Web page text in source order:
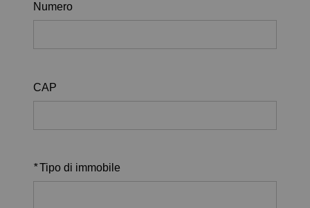
Numero
CAP
*Tipo di immobile